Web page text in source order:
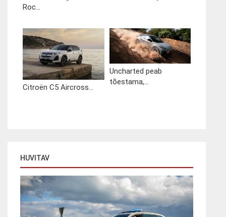
Roc...
Citroën C5 Aircross...
Uncharted peab
tõestama,...
HUVITAV